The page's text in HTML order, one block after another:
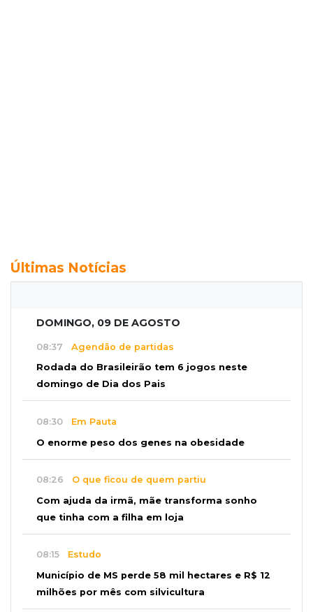
Últimas Notícias
DOMINGO, 09 DE AGOSTO
08:37 Agendão de partidas
Rodada do Brasileirão tem 6 jogos neste
domingo de Dia dos Pais
08:30 Em Pauta
O enorme peso dos genes na obesidade
08:26 O que ficou de quem partiu
Com ajuda da irmã, mãe transforma sonho
que tinha com a filha em loja
08:15 Estudo
Município de MS perde 58 mil hectares e R$ 12
milhões por mês com silvicultura